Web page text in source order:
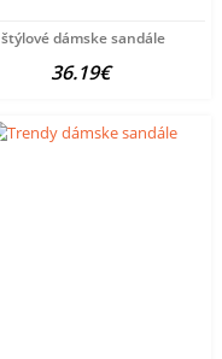
štýlové dámske sandále
36.19€